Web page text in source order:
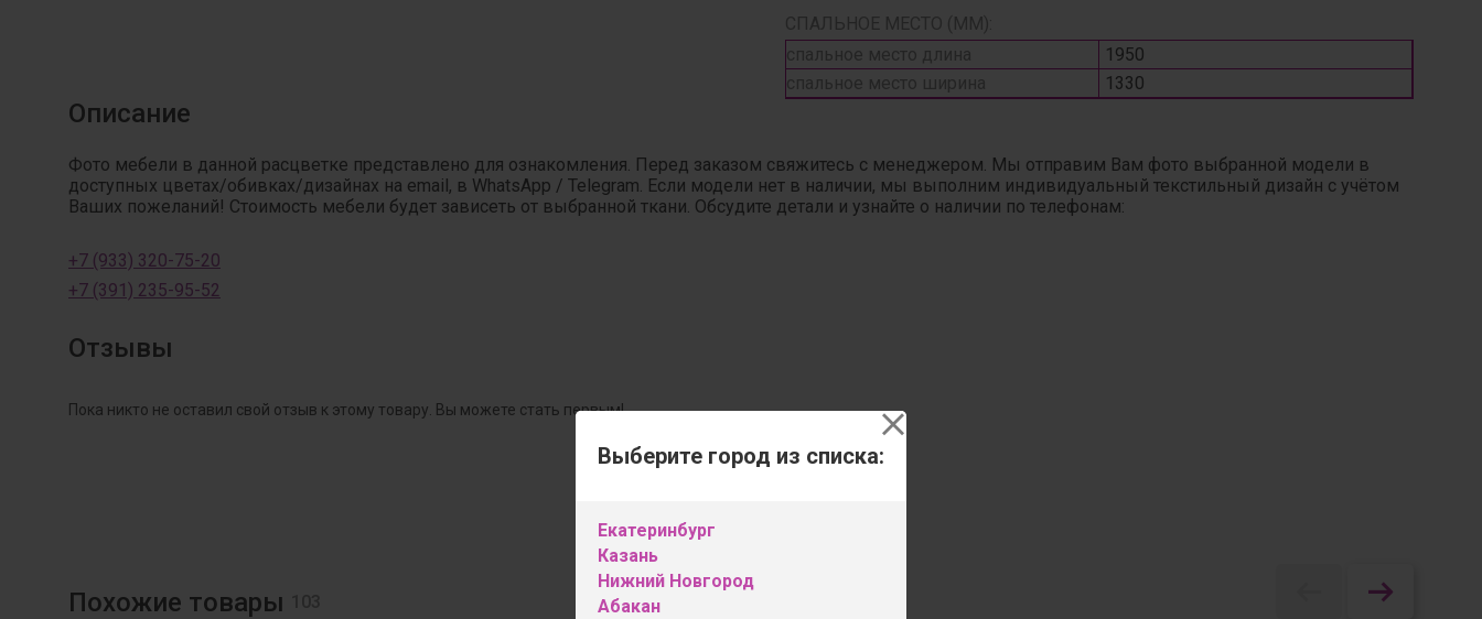
Выберите город из списка:
Екатеринбург
Казань
Нижний Новгород
Абакан
СПАЛЬНОЕ МЕСТО (ММ):
спальное место длина
1950
спальное место ширина
1330
Описание
Фото мебели в данной расцветке представлено для ознакомления. Перед заказом свяжитесь с менеджером. Мы отправим Вам фото выбранной модели в
доступных цветах/обивках/дизайнах на email, в WhatsApp / Telegram. Если модели нет в наличии, мы выполним индивидуальный текстильный дизайн с учётом
Ваших пожеланий! Стоимость мебели будет зависеть от выбранной ткани. Обсудите детали и узнайте о наличии по телефонам:
+7 (933) 320-75-20
+7 (391) 235-95-52
Отзывы
Пока никто не оставил свой отзыв к этому товару. Вы можете стать первым!
Оставить отзыв
Похожие товары